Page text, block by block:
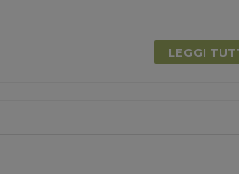
LEGGI